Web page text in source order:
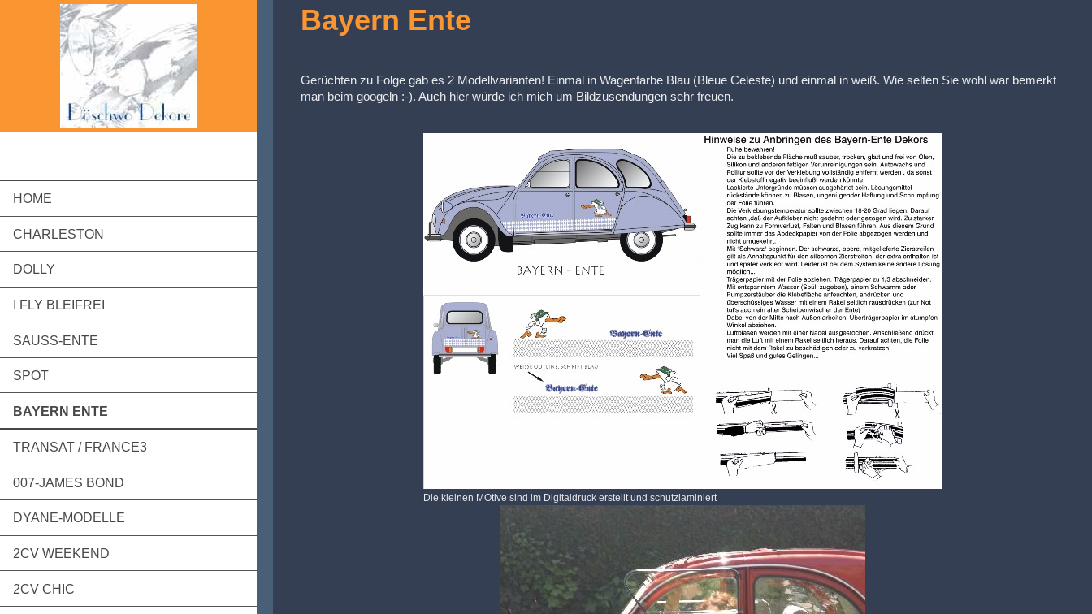
HOME
CHARLESTON
DOLLY
I FLY BLEIFREI
SAUSS-ENTE
SPOT
BAYERN ENTE
TRANSAT / FRANCE3
007-JAMES BOND
DYANE-MODELLE
2CV WEEKEND
2CV CHIC
Bayern Ente
Gerüchten zu Folge gab es 2 Modellvarianten! Einmal in Wagenfarbe Blau (Bleue Celeste) und einmal in weiß. Wie selten Sie wohl war bemerkt
man beim googeln :-). Auch hier würde ich mich um Bildzusendungen sehr freuen.
Die kleinen MOtive sind im Digitaldruck erstellt und schutzlaminiert